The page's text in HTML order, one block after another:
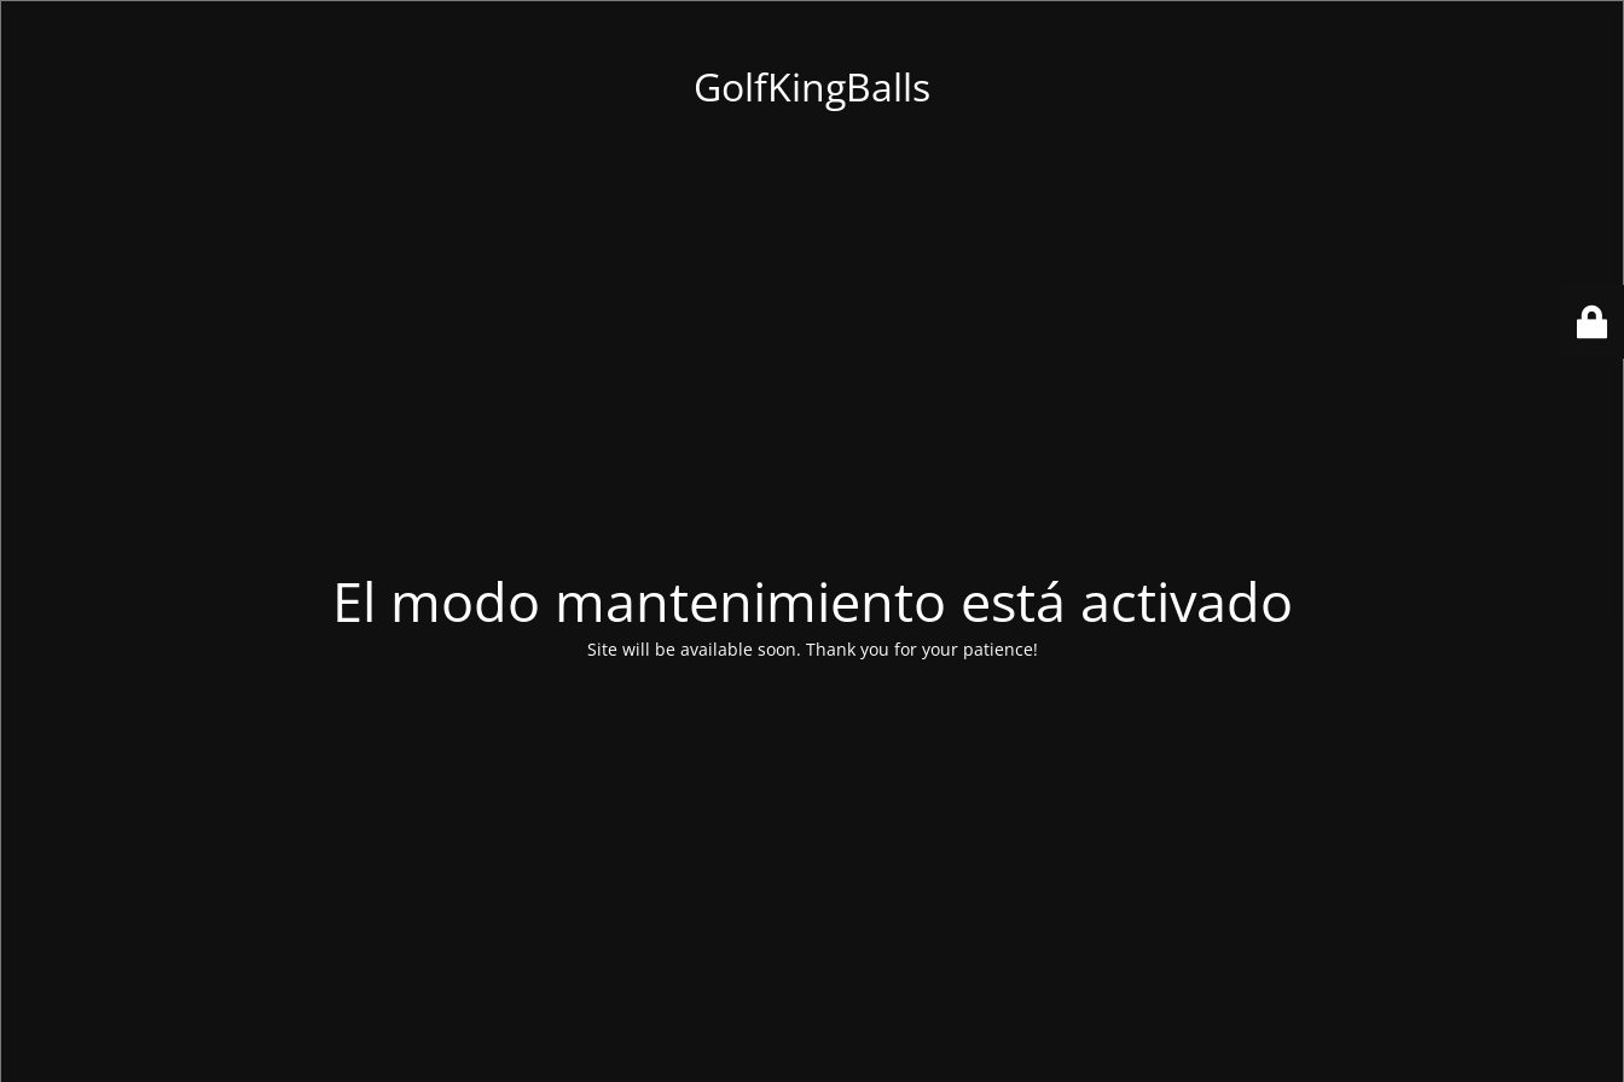
GolfKingBalls
El modo mantenimiento está activado
Site will be available soon. Thank you for your patience!